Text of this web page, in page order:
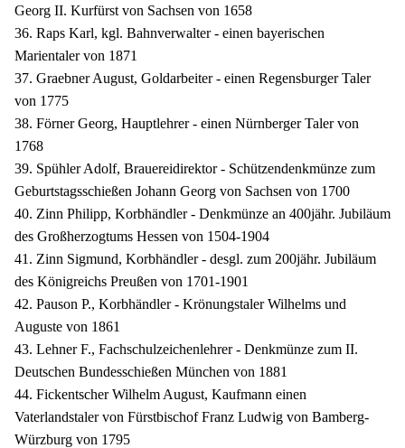
Georg II. Kurfürst von Sachsen von 1658
36. Raps Karl, kgl. Bahnverwalter - einen bayerischen
Marientaler von 1871
37. Graebner August, Goldarbeiter - einen Regensburger Taler
von 1775
38. Förner Georg, Hauptlehrer - einen Nürnberger Taler von
1768
39. Spühler Adolf, Brauereidirektor - Schützendenkmünze zum
Geburtstagsschießen Johann Georg von Sachsen von 1700
40. Zinn Philipp, Korbhändler - Denkmünze an 400jähr. Jubiläum
des Großherzogtums Hessen von 1504-1904
41. Zinn Sigmund, Korbhändler - desgl. zum 200jähr. Jubiläum
des Königreichs Preußen von 1701-1901
42. Pauson P., Korbhändler - Krönungstaler Wilhelms und
Auguste von 1861
43. Lehner F., Fachschulzeichenlehrer - Denkmünze zum II.
Deutschen Bundesschießen München von 1881
44. Fickentscher Wilhelm August, Kaufmann einen
Vaterlandstaler von Fürstbischof Franz Ludwig von Bamberg-
Würzburg von 1795